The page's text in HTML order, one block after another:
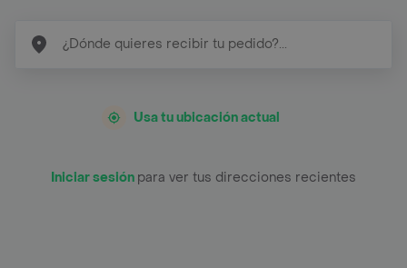
Usa tu ubicación actual
Iniciar sesión para ver tus direcciones recientes